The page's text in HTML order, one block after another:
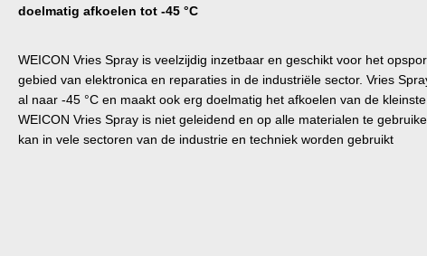
doelmatig afkoelen tot -45 °C
WEICON Vries Spray is veelzijdig inzetbaar en geschikt voor het
gebied van elektronica en reparaties in de industriële sector. Vries
al naar -45 °C en maakt ook erg doelmatig het afkoelen van de
WEICON Vries Spray is niet geleidend en op alle materialen te
kan in vele sectoren van de industrie en techniek worden gebruikt